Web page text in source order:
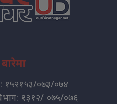
बारेमा
: १५२१५३/०७३/०७४
१३१२/ ०७५/०७६